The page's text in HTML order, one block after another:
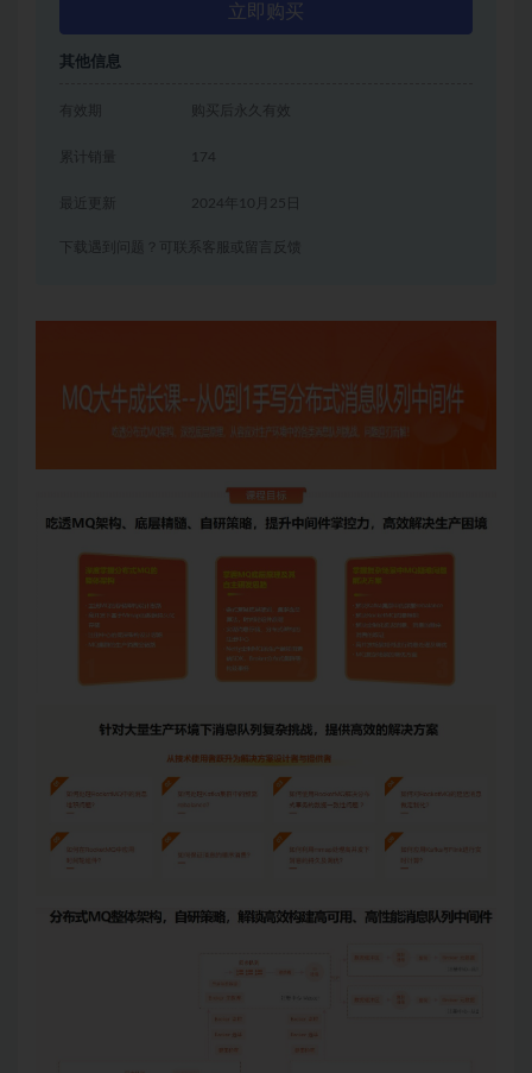
立即购买
其他信息
有效期 购买后永久有效
累计销量 174
2024年10月25日
下载遇到问题？可联系客服或留言反馈